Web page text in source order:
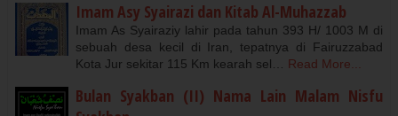
Imam Asy Syairazi dan Kitab Al-Muhazzab
Imam As Syairaziy lahir pada tahun 393 H/ 1003 M di
sebuah desa kecil di Iran, tepatnya di Fairuzzabad
Kota Jur sekitar 115 Km kearah sel…
Read More...
Bulan Syakban (II) Nama Lain Malam Nisfu